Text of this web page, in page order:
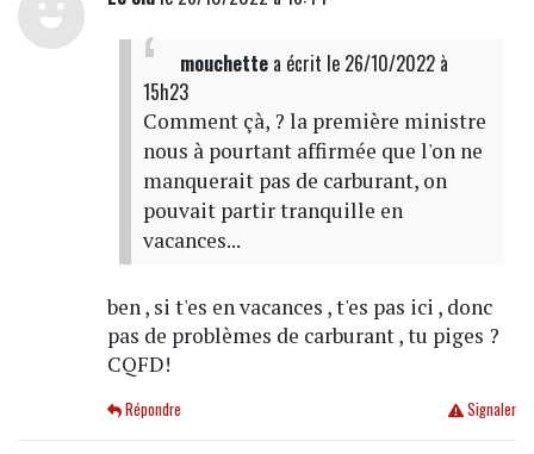
mouchettea écrit le 26/10/2022 à
15h23
Comment çà, ? la première ministre
nous à pourtant affirmée que l'on ne
manquerait pas de carburant, on
pouvait partir tranquille en
vacances...
ben , si t'es en vacances , t'es pas ici , donc
pas de problèmes de carburant , tu piges ?
CQFD!
Signaler
Répondre